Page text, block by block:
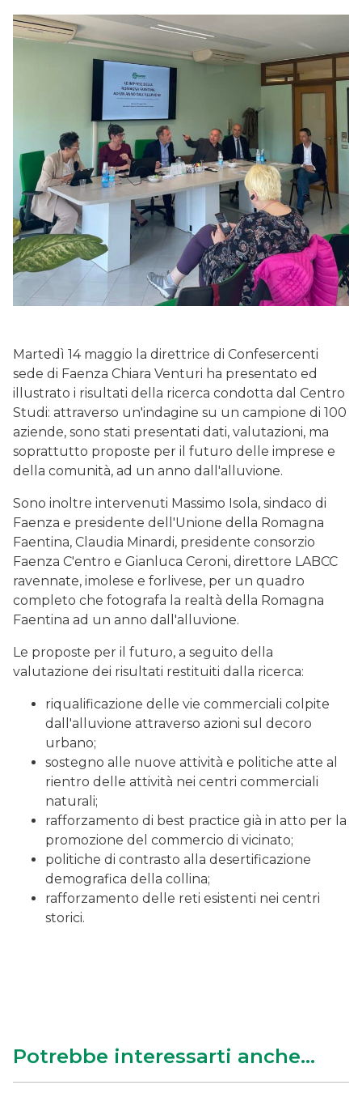
Martedì 14 maggio la direttrice di Confesercenti
sede di Faenza Chiara Venturi ha presentato ed
illustrato i risultati della ricerca condotta dal Centro
Studi: attraverso un'indagine su un campione di 100
aziende, sono stati presentati dati, valutazioni, ma
soprattutto proposte per il futuro delle imprese e
della comunità, ad un anno dall'alluvione.
Sono inoltre intervenuti Massimo Isola, sindaco di
Faenza e presidente dell'Unione della Romagna
Faentina, Claudia Minardi, presidente consorzio
Faenza C'entro e Gianluca Ceroni, direttore LABCC
ravennate, imolese e forlivese, per un quadro
completo che fotografa la realtà della Romagna
Faentina ad un anno dall'alluvione.
Le proposte per il futuro, a seguito della
valutazione dei risultati restituiti dalla ricerca:
riqualificazione delle vie commerciali colpite
dall'alluvione attraverso azioni sul decoro
urbano;
sostegno alle nuove attività e politiche atte al
rientro delle attività nei centri commerciali
naturali;
rafforzamento di best practice già in atto per la
promozione del commercio di vicinato;
politiche di contrasto alla desertificazione
demografica della collina;
rafforzamento delle reti esistenti nei centri
storici.
Potrebbe interessarti anche...